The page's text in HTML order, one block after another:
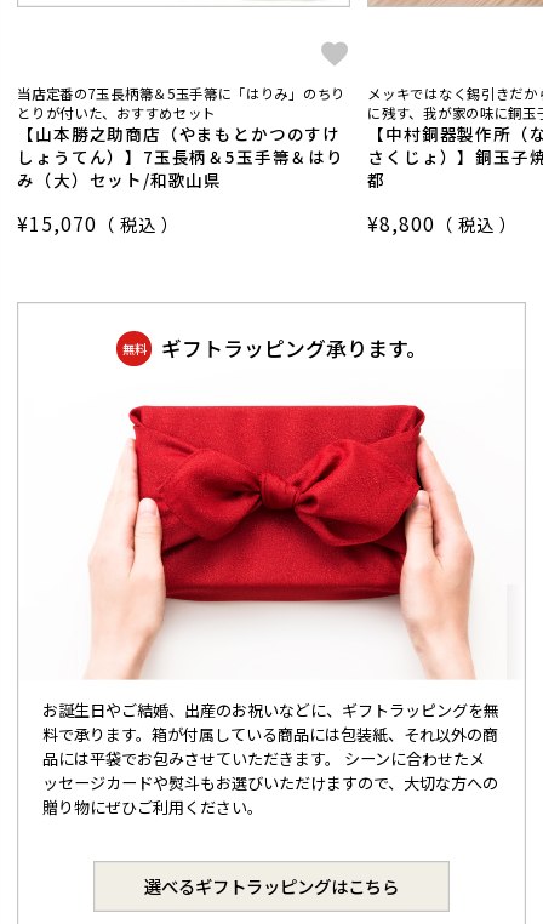
当店定番の7玉長柄箒＆5玉手箒に「はりみ」のちり
とりが付いた、おすすめセット
【山本勝之助商店（やまもとかつのすけ
しょうてん）】7玉長柄＆5玉手箒＆はり
み（大）セット/和歌山県
¥15,070 税込
メッキではなく錫引きだ
に残す、我が家の味に
【中村銅器製作所（
さくじょ）】銅玉
都
¥8,800 税込
無料 ギフトラッピング承ります。
お誕生日やご結婚、出産のお祝いなどに、ギフトラッピングを無
料で承ります。箱が付属している商品には包装紙、それ以外の商
品には平袋でお包みさせていただきます。 シーンに合わせたメ
ッセージカードや熨斗もお選びいただけますので、大切な方への
贈り物にぜひご利用ください。
選べるギフトラッピングはこちら